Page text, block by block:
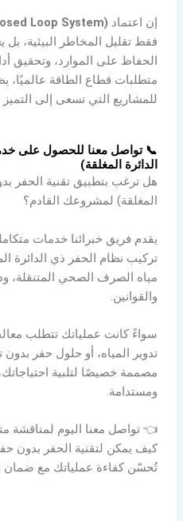
إن اعتماد Loop System)
فقط تقليل المخاطر البيئية، بل
الحفاظ على الموارد، وتحقيق
متطلبات قطاع الطاقة عالميًا،
للمشاريع التي تسعى إلى التميز
📞 تواصل معنا للحصول على
الدائرة المغلقة)
هل ترغب بتطبيق تقنية الحفر
المغلقة) لمشروعك القادم؟
يقدم فريق خبرائنا خدمات
تركيب نظام الحفر ذي الدائرة
مياه الصرف الصحي المتنقلة،
والقوانين.
سواءً كانت عملياتك تتطلب
تدوير المياه، أو حلول حفر
مصممة خصيصًا لتلبية
ومستدامة.
👈 تواصل معنا اليوم
كيف يمكن لتقنية الحفر بدون
تُحسّن كفاءة عملياتك مع ضمان